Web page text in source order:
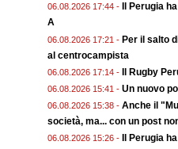
06.08.2026 17:44 -
Il Perugia
A
06.08.2026 17:21 - Per il salto
al centrocampista
06.08.2026 17:14 - Il Rugby
06.08.2026 15:41 - Un nuovo
06.08.2026 15:38 - Anche il
società, ma... con un post
06.08.2026 15:26 - Il Perugia